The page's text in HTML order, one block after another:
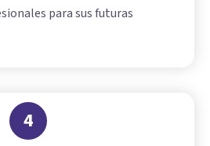
para sus futuras
4